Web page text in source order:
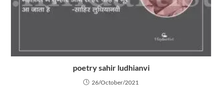
poetry sahir ludhianvi
26/October/2021